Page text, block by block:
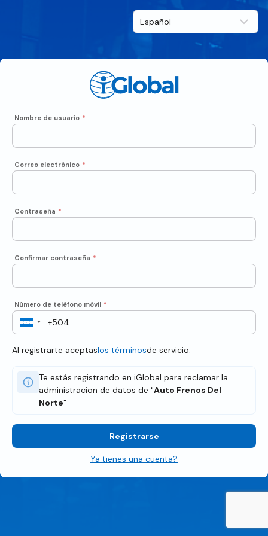
Nombre de usuario *
Correo electrónico *
Contraseña *
Confirmar contraseña *
Número de teléfono móvil *
Al registrarte aceptaslos términosde servicio.
Te estás registrando en iGlobal para reclamar la
administracion de datos de "Auto Frenos Del
Norte"
Registrarse
Ya tienes una cuenta?